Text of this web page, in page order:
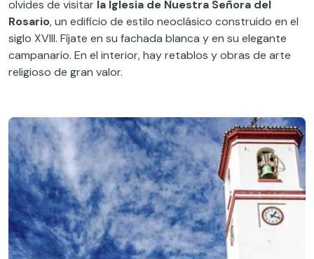
olvides de visitar la Iglesia de Nuestra Señora del
Rosario, un edificio de estilo neoclásico construido en el
siglo XVIII. Fíjate en su fachada blanca y en su elegante
campanario. En el interior, hay retablos y obras de arte
religioso de gran valor.